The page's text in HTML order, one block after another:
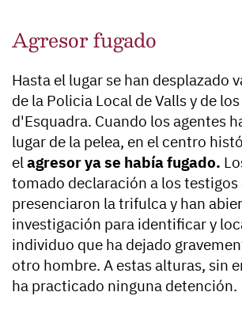
Agresor fugado
Hasta el lugar se han desplazado
de la Policia Local de Valls y de
d'Esquadra. Cuando los agentes
lugar de la pelea, en el centro
elagresor ya se había fugado.
tomado declaración a los testigos
presenciaron la trifulca y han
investigación para identificar y
individuo que ha dejado
otro hombre. A estas alturas, sin
ha practicado ninguna detención.